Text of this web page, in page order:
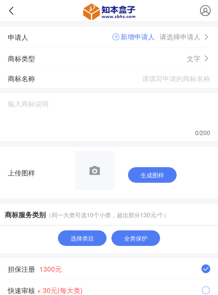
申请人 新增申请人 请选择申请人
商标类型 文字
商标名称
0/200
上传图样 生成图样
商标服务类别 （同一大类可选10个小类，超出部分130元/个）
选择类目 全类保护
担保注册 1300元
快速审核 + 30元(每大类)